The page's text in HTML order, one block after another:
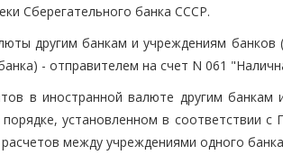
Сберегательного банка СССР.
другим банкам и учреждениям банков
- отправителем на счет N 061
в иностранной валюте другим
установленном в соответствии
между учреждениями одного